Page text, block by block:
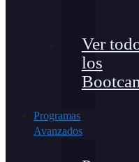
Ver
los
Programas
Avanzados